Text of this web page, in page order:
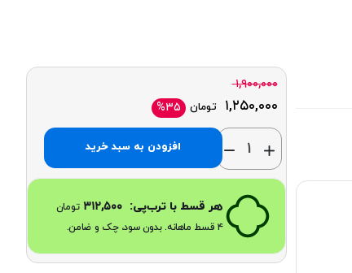
۱,۹۰۰,۰۰۰
۱,۲۵۰,۰۰۰ تومان %۳۵
افزودن به سبد خرید
هر قسط با ترب‌پی: ۳۱۲,۵۰۰ تومان
۴ قسط ماهانه. بدون سود، چک و ضامن.